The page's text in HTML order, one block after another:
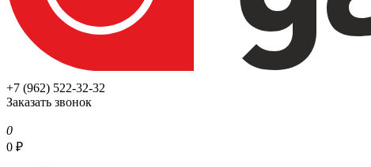
+7 (962) 522-32-32
Заказать звонок
0
0 ₽